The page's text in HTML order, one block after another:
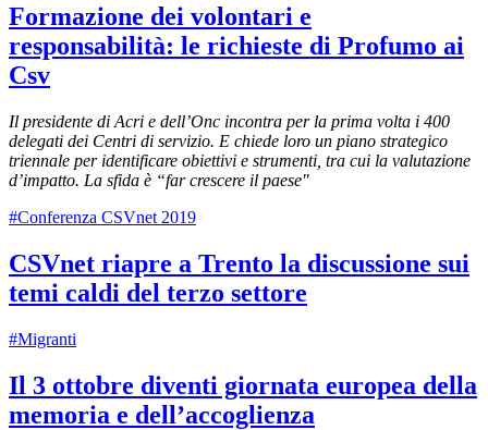
Formazione dei volontari e
responsabilità: le richieste di Profumo ai
Csv
Il presidente di Acri e dell’Onc incontra per la prima volta i 400
delegati dei Centri di servizio. E chiede loro un piano strategico
triennale per identificare obiettivi e strumenti, tra cui la valutazione
d’impatto. La sfida è “far crescere il paese"
#Conferenza CSVnet 2019
CSVnet riapre a Trento la discussione sui
temi caldi del terzo settore
#Migranti
Il 3 ottobre diventi giornata europea della
memoria e dell’accoglienza